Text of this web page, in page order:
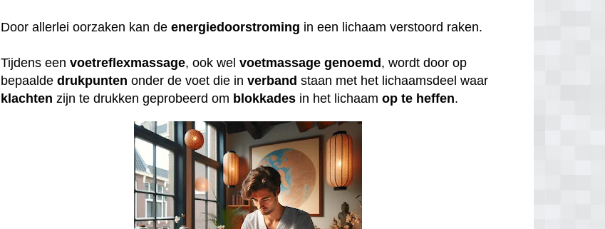
Door allerlei oorzaken kan deenergiedoorstroming in een lichaam verstoord raken.
Tijdens eenvoetreflexmassage, ook welvoetmassage genoemd , wordt door op
bepaaldedrukpunten onder de voet die inverband staan met het lichaamsdeel waar
klachten zijn te drukken geprobeerd om blokkades in het lichaamop te heffen.